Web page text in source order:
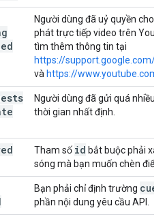
Người dùng đã uỷ quyền cho
phát trực tiếp video trên
tìm thêm thông tin tại
https://support.google.com/
và https://
Người dùng đã gửi quá nhiều
thời gian nhất định.
Tham số id bắt buộc phải
sóng mà bạn muốn chèn
Bạn phải chỉ định trường cue
phần nội dung yêu cầu API.